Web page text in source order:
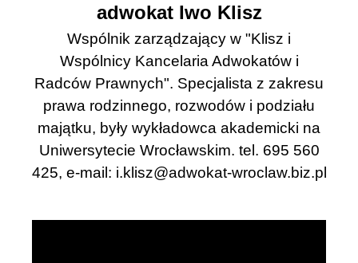
adwokat Iwo Klisz
Wspólnik zarządzający w "Klisz i
Wspólnicy Kancelaria Adwokatów i
Radców Prawnych". Specjalista z zakresu
prawa rodzinnego, rozwodów i podziału
majątku, były wykładowca akademicki na
Uniwersytecie Wrocławskim. tel. 695 560
425, e-mail: i.klisz@adwokat-wroclaw.biz.pl